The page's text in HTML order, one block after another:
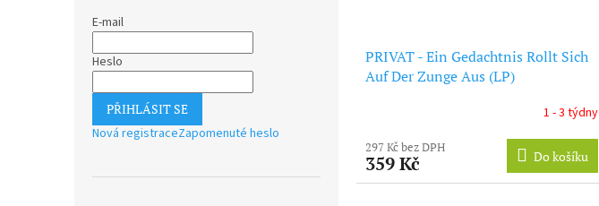
E-mail
Heslo
PŘIHLÁSIT SE
Nová registraceZapomenuté heslo
PRIVAT - Ein Gedachtnis Rollt Sich
Auf Der Zunge Aus (LP)
1 - 3 týdny
297 Kč bez DPH
359 Kč Do košíku